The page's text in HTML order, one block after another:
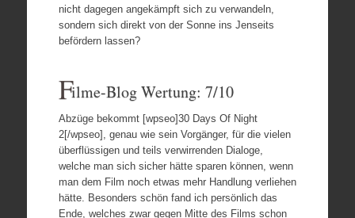
nicht dagegen angekämpft sich zu verwandeln,
sondern sich direkt von der Sonne ins Jenseits
befördern lassen?
Filme-Blog Wertung: 7/10
Abzüge bekommt [wpseo]30 Days Of Night
2[/wpseo], genau wie sein Vorgänger, für die vielen
überflüssigen und teils verwirrenden Dialoge,
welche man sich sicher hätte sparen können, wenn
man dem Film noch etwas mehr Handlung verliehen
hätte. Besonders schön fand ich persönlich das
Ende, welches zwar gegen Mitte des Films schon